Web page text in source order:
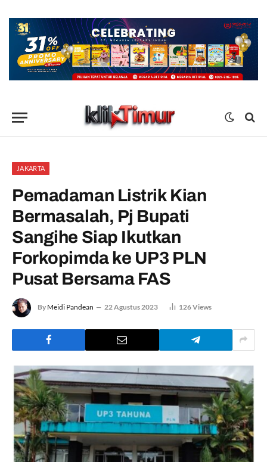
JAKARTA
Pemadaman Listrik Kian
Bermasalah, Pj Bupati
Sangihe Siap Ikutkan
Forkopimda ke UP3 PLN
Pusat Bersama FAS
By Meidi Pandean 22 Agustus 2023 126Views